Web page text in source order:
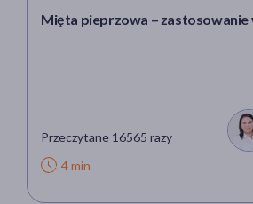
Mięta pieprzowa – zastosowanie
Przeczytane 16565 razy
4 min